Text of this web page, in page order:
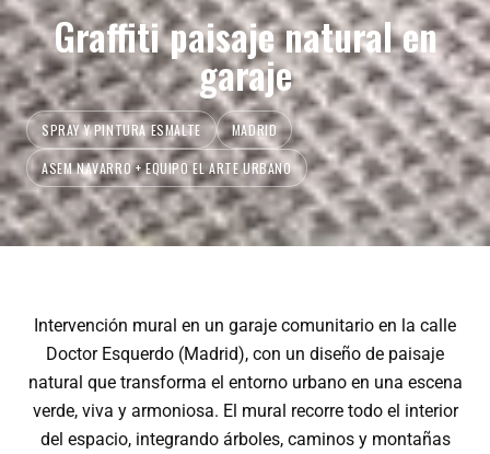
Graffiti paisaje natural en
garaje
SPRAY Y PINTURA ESMALTE MADRID
ASEM NAVARRO + EQUIPO EL ARTE URBANO
Intervención mural en un garaje comunitario en la calle
Doctor Esquerdo (Madrid), con un diseño de paisaje
natural que transforma el entorno urbano en una escena
verde, viva y armoniosa. El mural recorre todo el interior
del espacio, integrando árboles, caminos y montañas